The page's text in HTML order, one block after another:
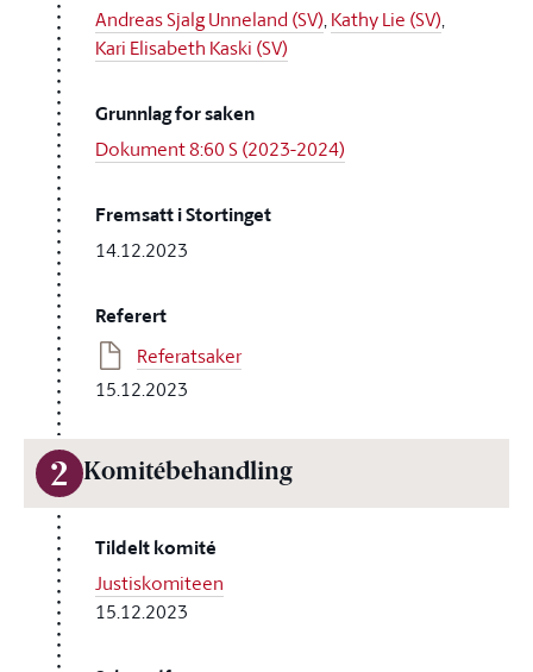
Andreas Sjalg Unneland (SV),Kathy Lie (SV),
Kari Elisabeth Kaski (SV)
Grunnlag for saken
Dokument 8:60 S (2023-2024)
Fremsatt i Stortinget
14.12.2023
Referert
Referatsaker
15.12.2023
2 Komitébehandling
Tildelt komité
Justiskomiteen
15.12.2023